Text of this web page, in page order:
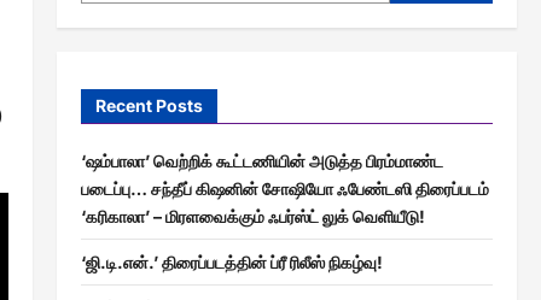
Recent Posts
‘ஷம்பாலா’ வெற்றிக் கூட்டணியின் அடுத்த பிரம்மாண்ட
படைப்பு… சந்தீப் கிஷனின் சோஷியோ ஃபேண்டஸி திரைப்படம்
‘கரிகாலா’ – மிரளவைக்கும் ஃபர்ஸ்ட் லுக் வெளியீடு!
‘ஜி.டி.என்.’ திரைப்படத்தின் ப்ரீ ரிலீஸ் நிகழ்வு!